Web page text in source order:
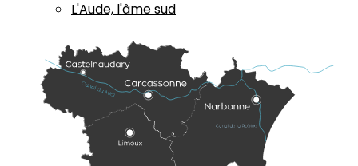
L'Aude, l'âme sud